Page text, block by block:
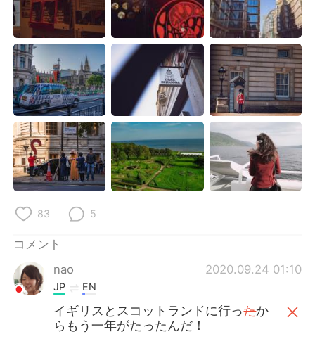
Português
83 5
コメント
nao
2020.09.24 01:10
JP EN
イギリスとスコットランドに行ったか
らもう一年がたったんだ！